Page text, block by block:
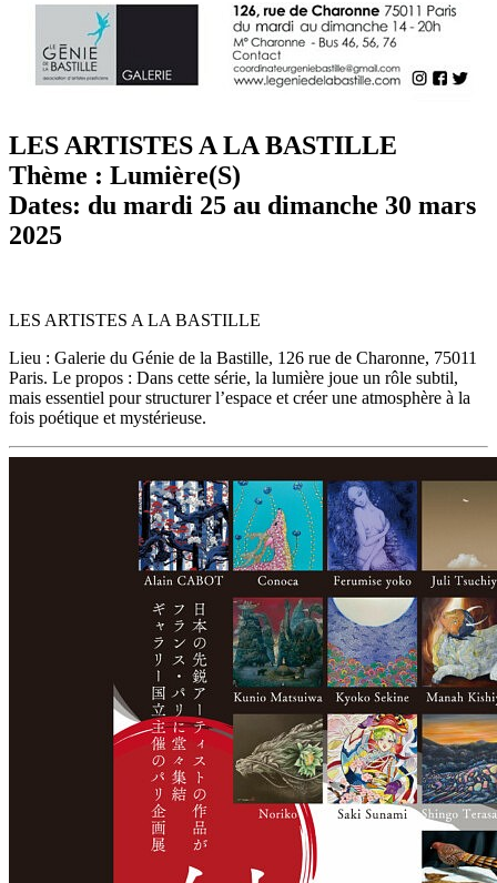
LES ARTISTES A LA BASTILLE
Thème : Lumière(S)
Dates: du mardi 25 au dimanche 30 mars
2025
LES ARTISTES A LA BASTILLE
Lieu : Galerie du Génie de la Bastille, 126 rue de Charonne, 75011
Paris. Le propos : Dans cette série, la lumière joue un rôle subtil,
mais essentiel pour structurer l’espace et créer une atmosphère à la
fois poétique et mystérieuse.